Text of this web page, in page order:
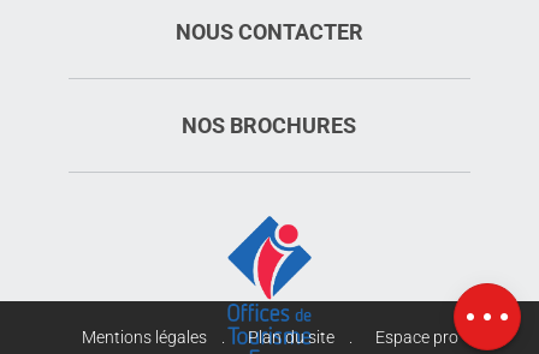
Carte
NOUS CONTACTER
NOS BROCHURES
Mentions légales Plan du site Espace pro